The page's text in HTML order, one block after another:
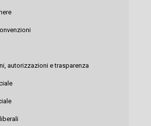
autorizzazioni e trasparenza